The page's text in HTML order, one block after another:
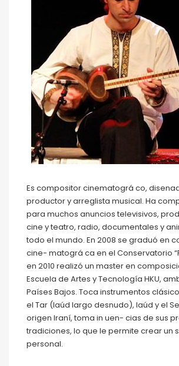
Es compositor cinematográ co,
productor y arreglista musical. Ha
para muchos anuncios televisivos,
cine y teatro, radio, documentales y
todo el mundo. En 2008 se graduó en
cine- matográ ca en el Conservatorio
en 2010 realizó un master en
Escuela de Artes y Tecnología HKU,
Países Bajos. Toca instrumentos
el Tar (laúd largo desnudo), laúd y el
origen Iraní, toma in uen- cias de sus
tradiciones, lo que le permite crear un
personal.